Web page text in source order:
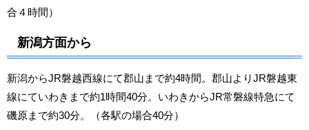
合４時間）
新潟方面から
新潟からJR磐越西線にて郡山まで約4時間。郡山よりJR磐越東
線にていわきまで約1時間40分。いわきからJR常磐線特急にて
磯原まで約30分。（各駅の場合40分）